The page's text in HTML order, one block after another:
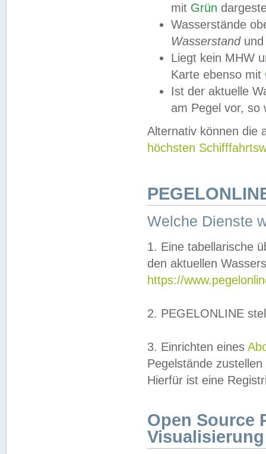
mit Grün
Wasserstände
Wasserstandund
Liegt kein MHW
Karte ebenso mit
Ist der aktuelle
am Pegel vor,
Alternativ können die
höchsten
Welche Dienste
1. Eine tabellarische
den aktuellen
https://
2. PEGELONLINE
3. Einrichten eines
Pegelstände
Hierfür ist eine
Open Source
Visualisierung